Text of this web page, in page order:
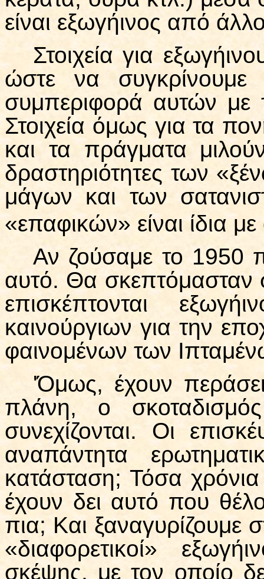
είναι εξωγήινος από
Στοιχεία για
ώστε να
συμπεριφορά αυτών με
Στοιχεία όμως για τα
και τα πράγματα
δραστηριότητες των
μάγων και των
«επαφικών» είναι ίδια
Αν ζούσαμε το 1950
αυτό. Θα σκεπτόμασταν
επισκέπτονται
καινούργιων για την
φαινομένων των
'Όμως, έχουν
πλάνη, ο
συνεχίζονται. Οι
αναπάντητα
κατάσταση; Τόσα
έχουν δει αυτό που
πια; Και ξαναγυρίζουμε
«διαφορετικοί»
σκέψης, με τον οποίο